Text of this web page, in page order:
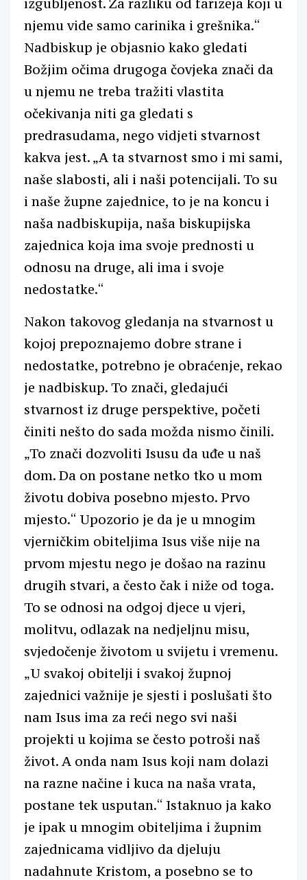
izgubljenost. Za razliku od farizeja koji u
njemu vide samo carinika i grešnika.“
Nadbiskup je objasnio kako gledati
Božjim očima drugoga čovjeka znači da
u njemu ne treba tražiti vlastita
očekivanja niti ga gledati s
predrasudama, nego vidjeti stvarnost
kakva jest. „A ta stvarnost smo i mi sami,
naše slabosti, ali i naši potencijali. To su
i naše župne zajednice, to je na koncu i
naša nadbiskupija, naša biskupijska
zajednica koja ima svoje prednosti u
odnosu na druge, ali ima i svoje
nedostatke.“
Nakon takovog gledanja na stvarnost u
kojoj prepoznajemo dobre strane i
nedostatke, potrebno je obraćenje, rekao
je nadbiskup. To znači, gledajući
stvarnost iz druge perspektive, početi
činiti nešto do sada možda nismo činili.
„To znači dozvoliti Isusu da uđe u naš
dom. Da on postane netko tko u mom
životu dobiva posebno mjesto. Prvo
mjesto.“ Upozorio je da je u mnogim
vjerničkim obiteljima Isus više nije na
prvom mjestu nego je došao na razinu
drugih stvari, a često čak i niže od toga.
To se odnosi na odgoj djece u vjeri,
molitvu, odlazak na nedjeljnu misu,
svjedočenje životom u svijetu i vremenu.
„U svakoj obitelji i svakoj župnoj
zajednici važnije je sjesti i poslušati što
nam Isus ima za reći nego svi naši
projekti u kojima se često potroši naš
život. A onda nam Isus koji nam dolazi
na razne načine i kuca na naša vrata,
postane tek usputan.“ Istaknuo ja kako
je ipak u mnogim obiteljima i župnim
zajednicama vidljivo da djeluju
nadahnute Kristom, a posebno se to